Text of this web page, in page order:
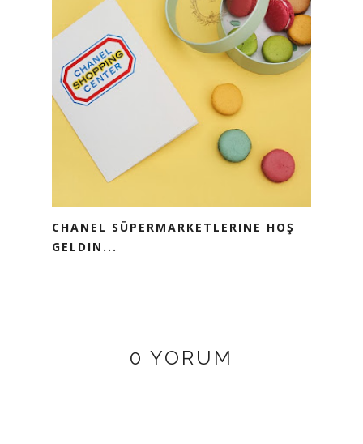
CHANEL SÜPERMARKETLERINE HOŞ
GELDIN...
0 YORUM